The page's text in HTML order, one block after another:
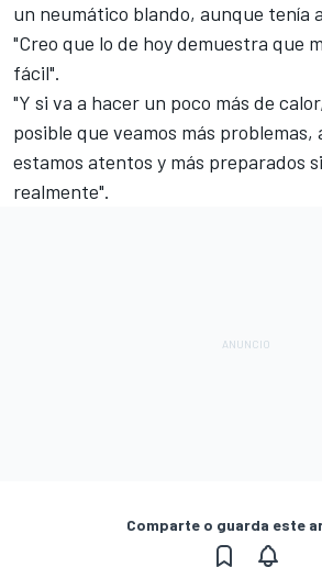
un neumático blando, aunque tenía
"Creo que lo de hoy demuestra que
fácil".
"Y si va a hacer un poco más de
posible que veamos más problemas,
estamos atentos y más preparados
realmente".
Comparte o guarda este